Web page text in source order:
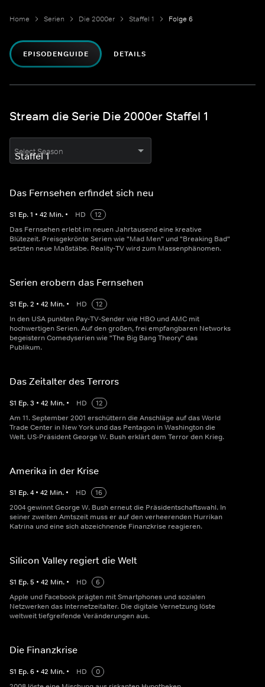
Home Serien Die 2000er Staffel 1 Folge 6
EPISODENGUIDE DETAILS
Stream die Serie Die 2000er Staffel 1
Select Season
Das Fernsehen erfindet sich neu
S1 Ep.1 • 42 Min. • HD
12
Das Fernsehen erlebt im neuen Jahrtausend eine kreative
Blütezeit. Preisgekrönte Serien wie "Mad Men" und "Breaking Bad"
setzten neue Maßstäbe. Reality-TV wird zum Massenphänomen.
Serien erobern das Fernsehen
S1 Ep.2 • 42 Min. • HD
12
In den USA punkten Pay-TV-Sender wie HBO und AMC mit
hochwertigen Serien. Auf den großen, frei empfangbaren Networks
begeistern Comedyserien wie "The Big Bang Theory" das
Publikum.
Das Zeitalter des Terrors
S1 Ep.3 • 42 Min. • HD
12
Am 11. September 2001 erschüttern die Anschläge auf das World
Trade Center in New York und das Pentagon in Washington die
Welt. US-Präsident George W. Bush erklärt dem Terror den Krieg.
Amerika in der Krise
S1 Ep.4 • 42 Min. • HD
16
2004 gewinnt George W. Bush erneut die Präsidentschaftswahl. In
seiner zweiten Amtszeit muss er auf den verheerenden Hurrikan
Katrina und eine sich abzeichnende Finanzkrise reagieren.
Silicon Valley regiert die Welt
S1 Ep.5 • 42 Min. • HD
6
Apple und Facebook prägten mit Smartphones und sozialen
Netzwerken das Internetzeitalter. Die digitale Vernetzung löste
weltweit tiefgreifende Veränderungen aus.
Die Finanzkrise
S1 Ep.6 • 42 Min. • HD
0